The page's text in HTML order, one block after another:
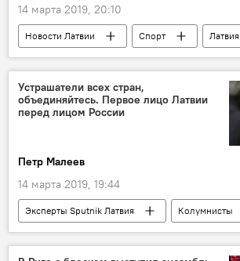
14 марта 2019, 20:10
Новости Латвии Спорт
Латвия
КХЛ
Анатолий Крейпанс
Динамо Рига
Устрашатели всех стран,
объединяйтесь. Первое лицо Латвии
перед лицом России
Петр Малеев
14 марта 2019, 19:44
Эксперты Sputnik Латвия
Колумнисты
Россия
Латвия